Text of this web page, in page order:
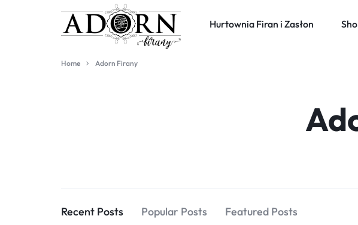
ADORN
HURTOWNIA
Hurtownia Firan i Zasłon
Home Adorn Firany
Recent Posts Popular Posts Featured Posts